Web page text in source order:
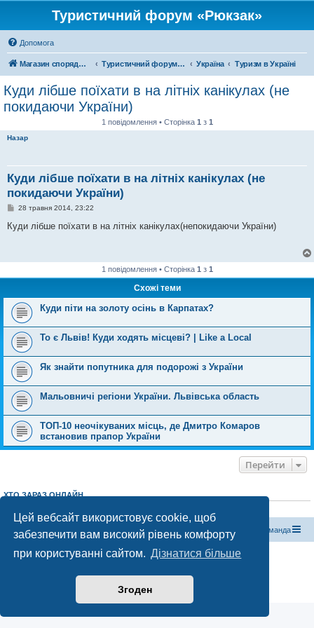
Цей вебсайт використовує cookie, щоб
забезпечити вам високий рівень комфорту
при користуванні сайтом. Дізнатися більше
Згоден
Туристичний форум «Рюкзак»
Допомога
Магазин спорядження Туристичний форум «Рюкзак» Україна Туризм в Україні
Куди лібше поїхати в на літніх канікулах (не
покидаючи України)
1 повідомлення • Сторінка 1 з 1
Назар
Куди лібше поїхати в на літніх канікулах (не
покидаючи України)
П
в
і
я
28 травня 2014, 23:22
Куди лібше поїхати в на літніх канікулах(непокидаючи України)
1 повідомлення • Сторінка 1 з 1
Схожі теми
Куди піти на золоту осінь в Карпатах?
То є Львів! Куди ходять місцеві? | Like a Local
Як знайти попутника для подорожі з України
Мальовничі регіони України. Львівська область
ТОП-10 неочікуваних місць, де Дмитро Комаров
встановив прапор України
Перейти
ХТО ЗАРАЗ ОНЛАЙН
Магазин спорядження Туристичний форум «Рюкзак» Команда
Працює на phpBB® Forum Software © phpBB Limited